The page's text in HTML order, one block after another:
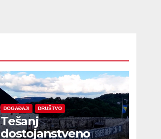
DOGAĐAJI DRUŠTVO
Tešanj
dostojanstveno